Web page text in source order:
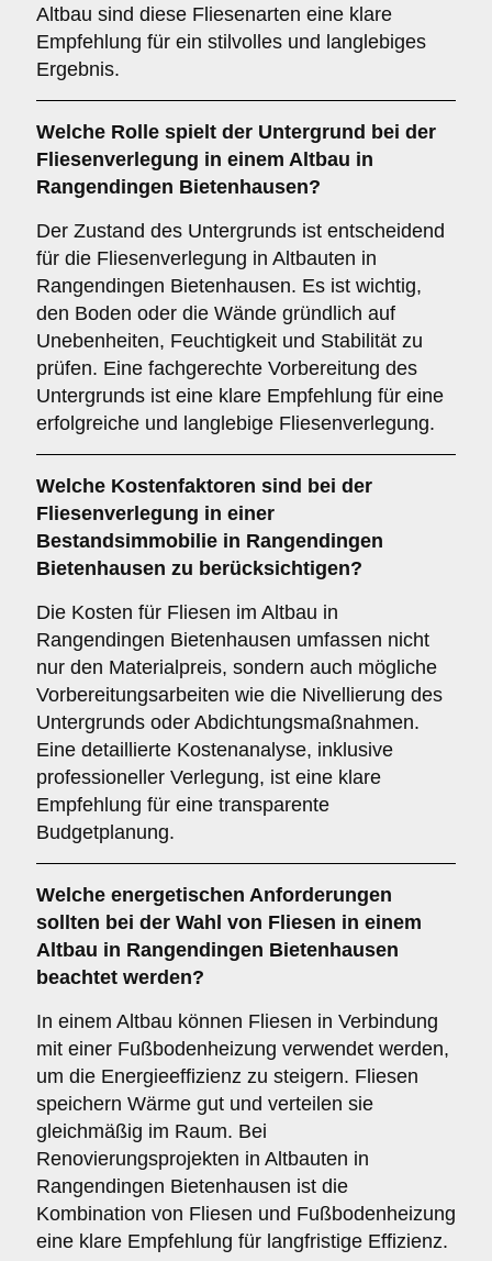
Altbau sind diese Fliesenarten eine klare
Empfehlung für ein stilvolles und langlebiges
Ergebnis.
Welche Rolle spielt der Untergrund bei der
Fliesenverlegung in einem Altbau in
Rangendingen Bietenhausen?
Der Zustand des Untergrunds ist entscheidend
für die Fliesenverlegung in Altbauten in
Rangendingen Bietenhausen. Es ist wichtig,
den Boden oder die Wände gründlich auf
Unebenheiten, Feuchtigkeit und Stabilität zu
prüfen. Eine fachgerechte Vorbereitung des
Untergrunds ist eine klare Empfehlung für eine
erfolgreiche und langlebige Fliesenverlegung.
Welche Kostenfaktoren sind bei der
Fliesenverlegung in einer
Bestandsimmobilie in Rangendingen
Bietenhausen zu berücksichtigen?
Die Kosten für Fliesen im Altbau in
Rangendingen Bietenhausen umfassen nicht
nur den Materialpreis, sondern auch mögliche
Vorbereitungsarbeiten wie die Nivellierung des
Untergrunds oder Abdichtungsmaßnahmen.
Eine detaillierte Kostenanalyse, inklusive
professioneller Verlegung, ist eine klare
Empfehlung für eine transparente
Budgetplanung.
Welche energetischen Anforderungen
sollten bei der Wahl von Fliesen in einem
Altbau in Rangendingen Bietenhausen
beachtet werden?
In einem Altbau können Fliesen in Verbindung
mit einer Fußbodenheizung verwendet werden,
um die Energieeffizienz zu steigern. Fliesen
speichern Wärme gut und verteilen sie
gleichmäßig im Raum. Bei
Renovierungsprojekten in Altbauten in
Rangendingen Bietenhausen ist die
Kombination von Fliesen und Fußbodenheizung
eine klare Empfehlung für langfristige Effizienz.